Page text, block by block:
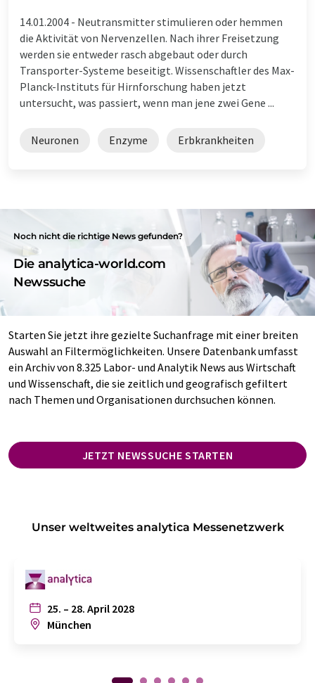
14.01.2004 - Neutransmitter stimulieren oder hemmen
die Aktivität von Nervenzellen. Nach ihrer Freisetzung
werden sie entweder rasch abgebaut oder durch
Transporter-Systeme beseitigt. Wissenschaftler des Max-
Planck-Instituts für Hirnforschung haben jetzt
untersucht, was passiert, wenn man jene zwei Gene ...
Neuronen Enzyme Erbkrankheiten
Noch nicht die richtige News gefunden?
Die analytica-world.com
Newssuche
Starten Sie jetzt ihre gezielte Suchanfrage mit einer breiten
Auswahl an Filtermöglichkeiten. Unsere Datenbank umfasst
ein Archiv von 8.325 Labor- und Analytik News aus Wirtschaft
und Wissenschaft, die sie zeitlich und geografisch gefiltert
nach Themen und Organisationen durchsuchen können.
JETZT NEWSSUCHE STARTEN
Unser weltweites analytica Messenetzwerk
25. – 28. April 2028
München